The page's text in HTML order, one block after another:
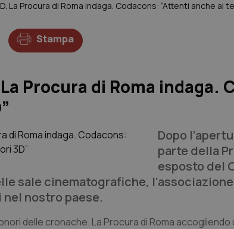
La Procura di Roma indaga. Codacons: “Attenti anche ai
Stampa
Procura di Roma indaga.
Dopo
parte della
esposto del
sale cinematografiche,
nostro paese.
delle cronache. La Procura di Roma